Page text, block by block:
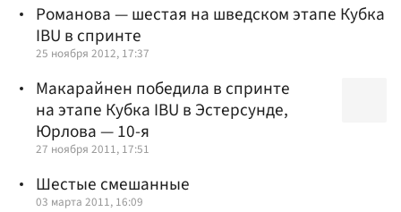
Романова — шестая на шведском этапе Кубка
IBU в спринте
25 ноября 2012, 17:37
Макарайнен победила в спринте
на этапе Кубка IBU в Эстерсунде,
Юрлова — 10-я
27 ноября 2011, 17:51
Шестые смешанные
03 марта 2011, 16:09